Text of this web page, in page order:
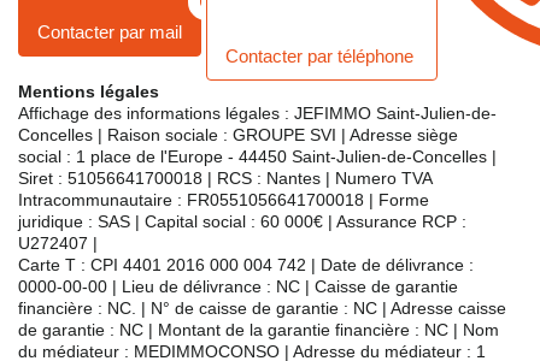
Contacter par mail
Contacter par téléphone
Mentions légales
Affichage des informations légales : JEFIMMO Saint-Julien-de-
Concelles | Raison sociale : GROUPE SVI | Adresse siège
social : 1 place de l'Europe - 44450 Saint-Julien-de-Concelles |
Siret : 51056641700018 | RCS : Nantes | Numero TVA
Intracommunautaire : FR0551056641700018 | Forme
juridique : SAS | Capital social : 60 000€ | Assurance RCP :
U272407 |
Carte T : CPI 4401 2016 000 004 742 | Date de délivrance :
0000-00-00 | Lieu de délivrance : NC | Caisse de garantie
financière : NC. | N° de caisse de garantie : NC | Adresse caisse
de garantie : NC | Montant de la garantie financière : NC | Nom
du médiateur : MEDIMMOCONSO | Adresse du médiateur : 1